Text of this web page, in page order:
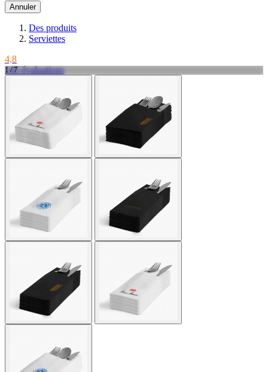
Annuler
Des produits
Serviettes
4,8
145 évaluations
1 / 7